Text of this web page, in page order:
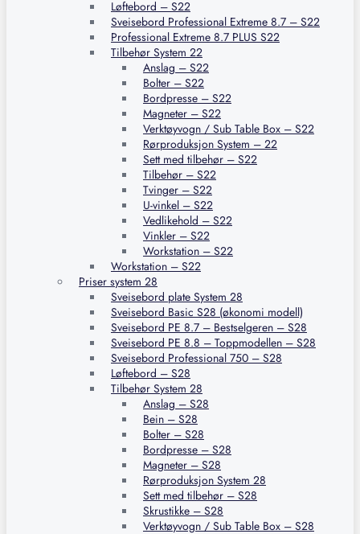
Løftebord – S22
Sveisebord Professional Extreme 8.7 – S22
Professional Extreme 8.7 PLUS S22
Tilbehør System 22
Anslag – S22
Bolter – S22
Bordpresse – S22
Magneter – S22
Verktøyvogn / Sub Table Box – S22
Rørproduksjon System – 22
Sett med tilbehør – S22
Tilbehør – S22
Tvinger – S22
U-vinkel – S22
Vedlikehold – S22
Vinkler – S22
Workstation – S22
Workstation – S22
Priser system 28
Sveisebord plate System 28
Sveisebord Basic S28 (økonomi modell)
Sveisebord PE 8.7 – Bestselgeren – S28
Sveisebord PE 8.8 – Toppmodellen – S28
Sveisebord Professional 750 – S28
Løftebord – S28
Tilbehør System 28
Anslag – S28
Bein – S28
Bolter – S28
Bordpresse – S28
Magneter – S28
Rørproduksjon System 28
Sett med tilbehør – S28
Skrustikke – S28
Verktøyvogn / Sub Table Box – S28